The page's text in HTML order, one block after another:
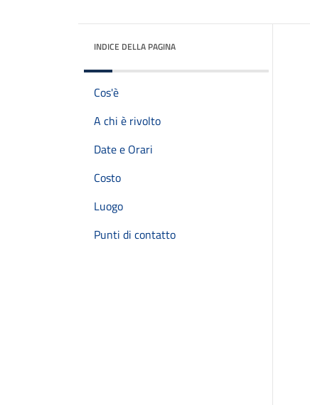
INDICE DELLA PAGINA
Cos'è
A chi è rivolto
Date e Orari
Costo
Luogo
Punti di contatto